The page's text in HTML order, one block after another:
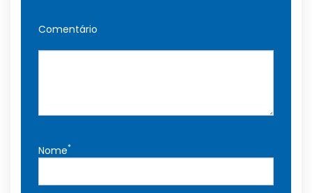
Comentário
Nome*